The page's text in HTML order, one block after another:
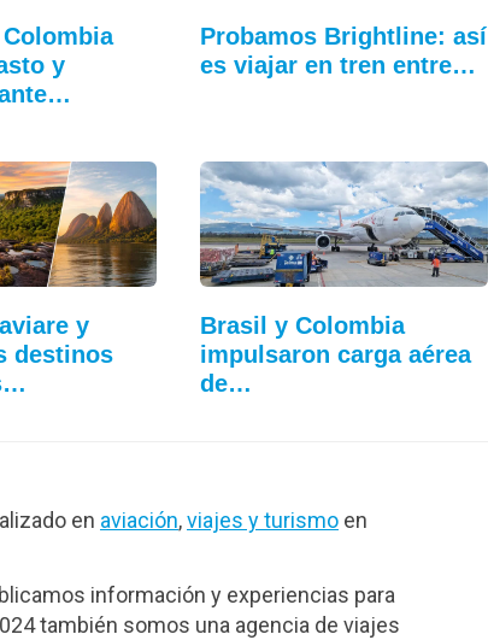
y
Probamos Brightline: así
es viajar en tren entre…
y
destinos
Brasil y Colombia
impulsaron carga aérea
de…
en aviación,viajes y turismo en
información y experiencias para
también somos una agencia de viajes